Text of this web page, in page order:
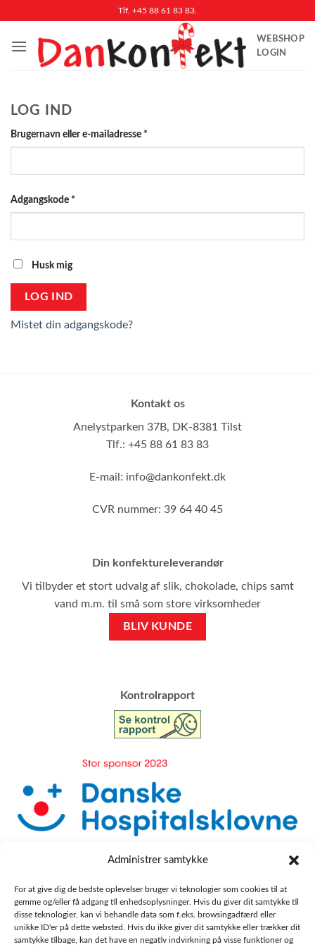
Administrer samtykke
For at give dig de bedste oplevelser bruger vi teknologier som cookies til at
gemme og/eller få adgang til enhedsoplysninger. Hvis du giver dit samtykke til
disse teknologier, kan vi behandle data som f.eks. browsingadfærd eller
unikke ID'er på dette websted. Hvis du ikke giver dit samtykke eller trækker dit
samtykke tilbage, kan det have en negativ indvirkning på visse funktioner og
indhold
Tlf. +45 88 61 83 83.
WEBSHOP
LOGIN
LOG IND
Brugernavn eller e-mailadresse *
Adgangskode *
Husk mig
LOG IND
Mistet din adgangskode?
Kontakt os
Anelystparken 37B, DK-8381 Tilst
Tlf.: +45 88 61 83 83
E-mail: info@dankonfekt.dk
CVR nummer: 39 64 40 45
Din konfektureleverandør
Vi tilbyder et stort udvalg af slik, chokolade, chips samt
vand m.m. til små som store virksomheder
BLIV KUNDE
​Kontrolrapport